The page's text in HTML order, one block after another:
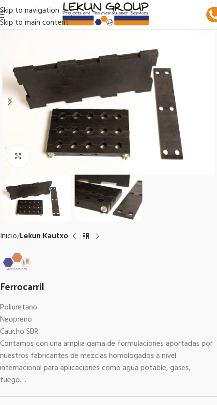
Skip to navigation
Skip to main content
Clic para ampliar
Inicio Lekun Kautxo
Ferrocarril
Poliuretano
Neopreno
Caucho SBR
Contamos con una amplia gama de formulaciones aportadas por
nuestros fabricantes de mezclas homologados a nivel
internacional para aplicaciones como agua potable, gases,
fuego…